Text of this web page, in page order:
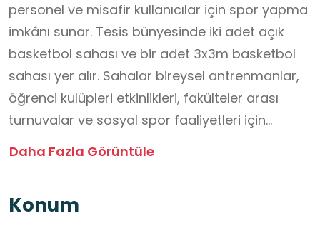
personel ve misafir kullanıcılar için spor yapma
imkânı sunar. Tesis bünyesinde iki adet açık
basketbol sahası ve bir adet 3x3m basketbol
sahası yer alır. Sahalar bireysel antrenmanlar,
öğrenci kulüpleri etkinlikleri, fakülteler arası
turnuvalar ve sosyal spor faaliyetleri için
kullanılmaktadır.
açısından uygun spor ayakkabı ve kıyafet
Daha Fazla Görüntüle
Konum